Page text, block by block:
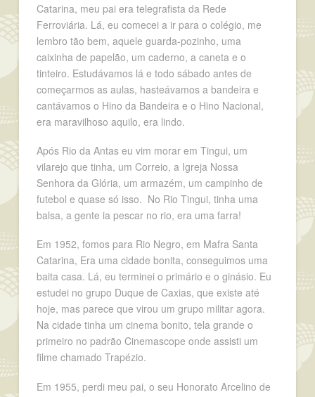
Catarina, meu pai era telegrafista da Rede
Ferroviária. Lá, eu comecei a ir para o colégio, me
lembro tão bem, aquele guarda-pozinho, uma
caixinha de papelão, um caderno, a caneta e o
tinteiro. Estudávamos lá e todo sábado antes de
começarmos as aulas, hasteávamos a bandeira e
cantávamos o Hino da Bandeira e o Hino Nacional,
era maravilhoso aquilo, era lindo.
Após Rio da Antas eu vim morar em Tingui, um
vilarejo que tinha, um Correio, a Igreja Nossa
Senhora da Glória, um armazém, um campinho de
futebol e quase só isso. No Rio Tingui, tinha uma
balsa, a gente ia pescar no rio, era uma farra!
Em 1952, fomos para Rio Negro, em Mafra Santa
Catarina, Era uma cidade bonita, conseguimos uma
baita casa. Lá, eu terminei o primário e o ginásio. Eu
estudei no grupo Duque de Caxias, que existe até
hoje, mas parece que virou um grupo militar agora.
Na cidade tinha um cinema bonito, tela grande o
primeiro no padrão Cinemascope onde assisti um
filme chamado Trapézio.
Em 1955, perdi meu pai, o seu Honorato Arcelino de